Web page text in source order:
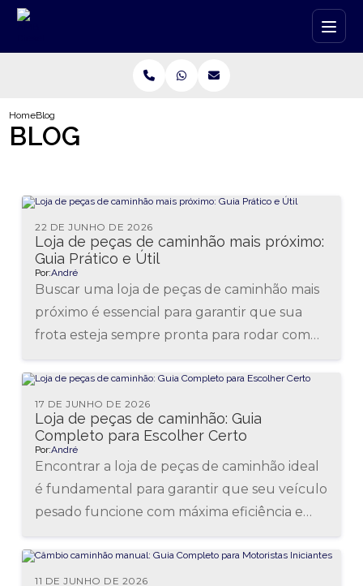
HomeBlog
BLOG
Loja de peças de caminhão mais próximo:
Guia Prático e Útil
22 DE JUNHO DE 2026
Por:André
Buscar uma loja de peças de caminhão mais
próximo é essencial para garantir que sua
frota esteja sempre pronta para rodar com
Loja de peças de caminhão: Guia
Completo para Escolher Certo
17 DE JUNHO DE 2026
Por:André
Encontrar a loja de peças de caminhão ideal
é fundamental para garantir que seu veículo
pesado funcione com máxima eficiência e
11 DE JUNHO DE 2026